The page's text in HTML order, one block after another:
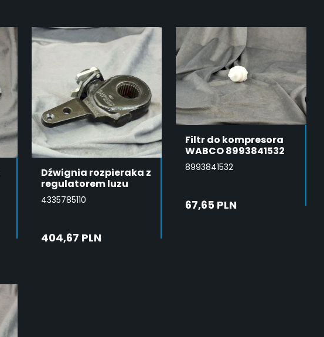
KOSZYKA
KOSZYKA
Dźwignia rozpieraka z
regulatorem luzu
4335785110
404,67 PLN
Filtr do kompresora
WABCO 8993841532
8993841532
67,65 PLN